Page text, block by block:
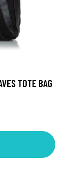
TOTE BAG